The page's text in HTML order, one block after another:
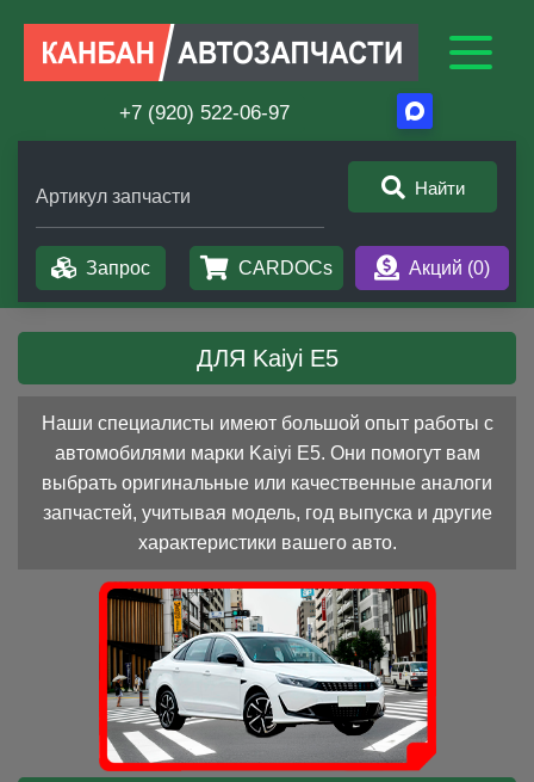
+7 (920) 522-06-97
Артикул запчасти Найти
Запрос CARDOCs Акций (0)
ДЛЯ Kaiyi E5
Наши специалисты имеют большой опыт работы с
автомобилями марки Kaiyi E5. Они помогут вам
выбрать оригинальные или качественные аналоги
запчастей, учитывая модель, год выпуска и другие
характеристики вашего авто.